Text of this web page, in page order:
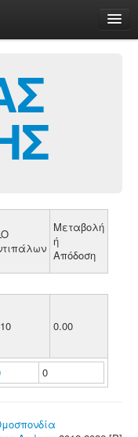
Μεταβολή
ή
Απόδοση
0.00
0